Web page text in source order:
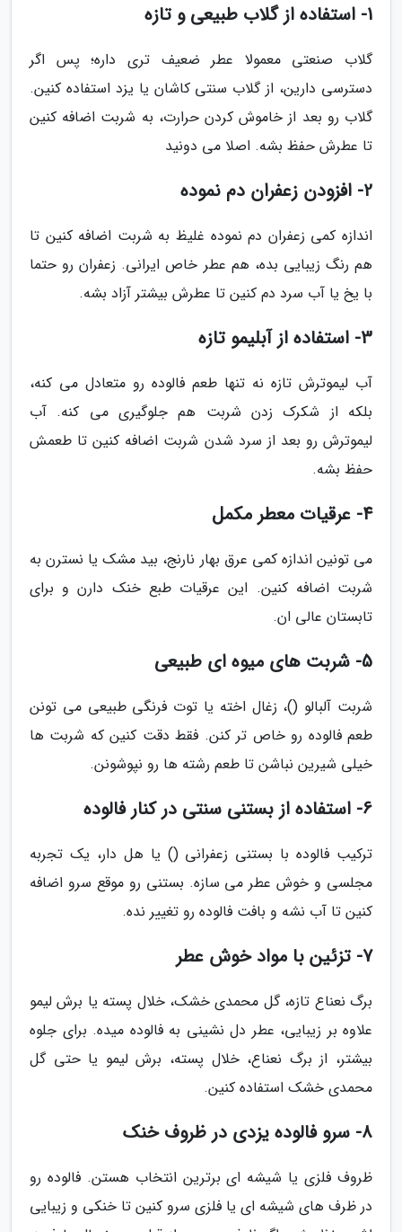
1- استفاده از گلاب طبیعی و تازه
گلاب صنعتی معمولا عطر ضعیف تری داره؛ پس اگر
دسترسی دارین، از گلاب سنتی کاشان یا یزد استفاده کنین.
گلاب رو بعد از خاموش کردن حرارت، به شربت اضافه کنین
تا عطرش حفظ بشه. اصلا می دونید
2- افزودن زعفران دم نموده
اندازه کمی زعفران دم نموده غلیظ به شربت اضافه کنین تا
هم رنگ زیبایی بده، هم عطر خاص ایرانی. زعفران رو حتما
با یخ یا آب سرد دم کنین تا عطرش بیشتر آزاد بشه.
3- استفاده از آبلیمو تازه
آب لیموترش تازه نه تنها طعم فالوده رو متعادل می کنه،
بلکه از شکرک زدن شربت هم جلوگیری می کنه. آب
لیموترش رو بعد از سرد شدن شربت اضافه کنین تا طعمش
حفظ بشه.
4- عرقیات معطر مکمل
می تونین اندازه کمی عرق بهار نارنج، بید مشک یا نسترن به
شربت اضافه کنین. این عرقیات طبع خنک دارن و برای
تابستان عالی ان.
5- شربت های میوه ای طبیعی
شربت آلبالو ()، زغال اخته یا توت فرنگی طبیعی می تونن
طعم فالوده رو خاص تر کنن. فقط دقت کنین که شربت ها
خیلی شیرین نباشن تا طعم رشته ها رو نپوشونن.
6- استفاده از بستنی سنتی در کنار فالوده
ترکیب فالوده با بستنی زعفرانی () یا هل دار، یک تجربه
مجلسی و خوش عطر می سازه. بستنی رو موقع سرو اضافه
کنین تا آب نشه و بافت فالوده رو تغییر نده.
7- تزئین با مواد خوش عطر
برگ نعناع تازه، گل محمدی خشک، خلال پسته یا برش لیمو
علاوه بر زیبایی، عطر دل نشینی به فالوده میده. برای جلوه
بیشتر، از برگ نعناع، خلال پسته، برش لیمو یا حتی گل
محمدی خشک استفاده کنین.
8- سرو فالوده یزدی در ظروف خنک
ظروف فلزی یا شیشه ای برترین انتخاب هستن. فالوده رو
در ظرف های شیشه ای یا فلزی سرو کنین تا خنکی و زیبایی